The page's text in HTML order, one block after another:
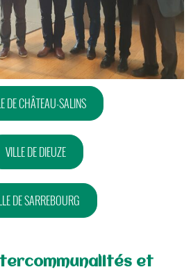
DE CHÂTEAU-SALINS
VILLE DE DIEUZE
DE SARREBOURG
et